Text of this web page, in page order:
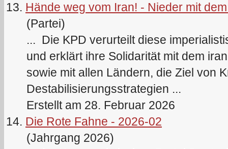
13. Hände weg vom Iran! - Nieder mit
(Partei)
... Die KPD verurteilt diese
und erklärt ihre Solidarität mit dem
sowie mit allen Ländern, die Ziel von
Destabilisierungsstrategien ...
Erstellt am 28. Februar 2026
14. Die Rote Fahne - 2026-02
(Jahrgang 2026)